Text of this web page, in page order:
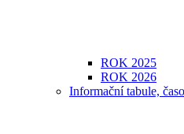
ROK 2025
ROK 2026
Informační tabule,